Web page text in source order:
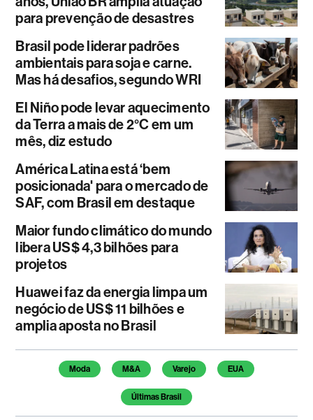
para prevenção de desastres
Brasil pode liderar padrões
ambientais para soja e carne.
Mas há desafios, segundo WRI
El Niño pode levar aquecimento
da Terra a mais de 2°C em um
mês, diz estudo
América Latina está ‘bem
posicionada' para o mercado de
SAF, com Brasil em destaque
Maior fundo climático do mundo
libera US$ 4,3 bilhões para
projetos
Huawei faz da energia limpa um
negócio de US$ 11 bilhões e
amplia aposta no Brasil
Temas deste artigo
Moda M&A Varejo EUA
Últimas Brasil